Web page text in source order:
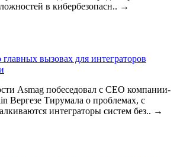
в кибербезопасн.. →
главных вызовах для интеграторов
Asmag побеседовал с CEO компании-
Вергезе Тирумала о проблемах, с
интеграторы систем без.. →